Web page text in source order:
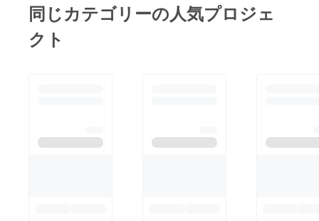
同じカテゴリーの人気プロジェ
クト